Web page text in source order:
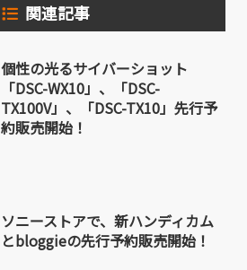
関連記事
個性の光るサイバーショット
「DSC-WX10」、「DSC-
TX100V」、「DSC-TX10」先行予
約販売開始！
ソニーストアで、新ハンディカム
とbloggieの先行予約販売開始！